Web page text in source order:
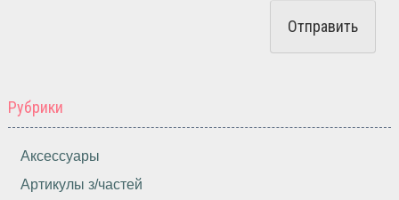
Рубрики
Аксессуары
Артикулы з/частей